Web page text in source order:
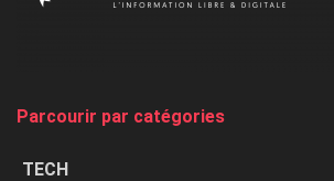
Parcourir par catégories
TECH